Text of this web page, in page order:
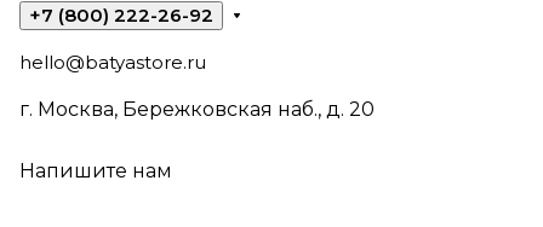
+7 (800) 222-26-92
hello@batyastore.ru
г. Москва, Бережковская наб., д. 20
Напишите нам